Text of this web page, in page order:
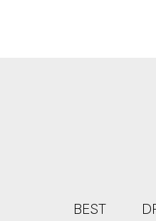
BEST